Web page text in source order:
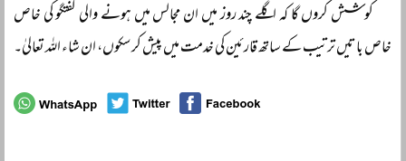
کوشش کروں گا کہ اگلے چند روز میں ان مجالس میں ہونے والی گفتگو کی خاص
خاص باتیں ترتیب کے ساتھ قارئین کی خدمت میں پیش کر سکوں، ان شاء اللہ تعالیٰ۔